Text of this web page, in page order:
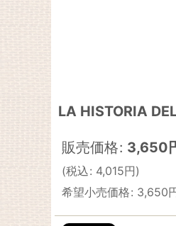
LA HISTORIA
販売価格: 3,650
(税込: 4,015円)
希望小売価格: 3,650